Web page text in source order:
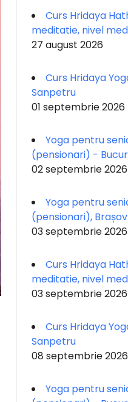
Curs Hridaya
meditatie, nivel
27 august 2026
Curs Hridaya
Sanpetru
01 septembrie 2026
Yoga pentru
(pensionari) -
02 septembrie 2026
Yoga pentru
(pensionari), Brașov
03 septembrie 2026
Curs Hridaya
meditatie, nivel
03 septembrie 2026
Curs Hridaya
Sanpetru
08 septembrie 2026
Yoga pentru